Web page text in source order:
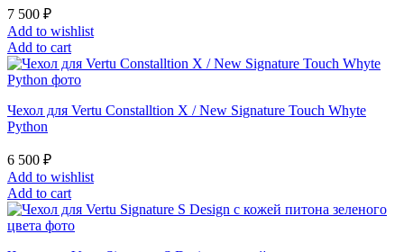
7 500 ₽
Add to wishlist
Add to cart
Чехол для Vertu Constalltion X / New Signature Touch Whyte
Python
6 500 ₽
Add to wishlist
Add to cart